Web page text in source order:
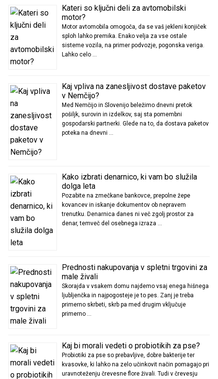
Kateri so ključni deli za avtomobilski
motor?
Motor avtomobila omogoča, da se vaš jekleni konjiček
sploh lahko premika. Enako velja za vse ostale
sisteme vozila, na primer podvozje, pogonska veriga.
Lahko celo …
Kaj vpliva na zanesljivost dostave paketov
v Nemčijo?
Med Nemčijo in Slovenijo beležimo dnevni pretok
pošiljk, surovin in izdelkov, saj sta pomembni
gospodarski partnerki. Glede na to, da dostava paketov
poteka na dnevni …
Kako izbrati denarnico, ki vam bo služila
dolga leta
Pozabite na zmečkane bankovce, prepolne žepe
kovancev in iskanje dokumentov ob nepravem
trenutku. Denarnica danes ni več zgolj prostor za
denar, temveč del osebnega izraza …
Prednosti nakupovanja v spletni trgovini za
male živali
Skorajda v vsakem domu najdemo vsaj enega hišnega
ljubljenčka in najpogosteje je to pes. Zanj je treba
primerno skrbeti, skrb pa med drugim vključuje
primerno …
Kaj bi morali vedeti o probiotikih za pse?
Probiotiki za pse so prebavljive, dobre bakterije ter
kvasovke, ki lahko na zelo učinkovit način pomagajo pri
uravnoteženju črevesne flore živali. Tudi v črevesju